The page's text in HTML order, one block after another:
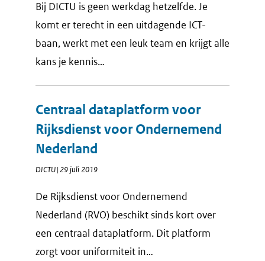
Bij DICTU is geen werkdag hetzelfde. Je
komt er terecht in een uitdagende ICT-
baan, werkt met een leuk team en krijgt alle
kans je kennis…
Centraal dataplatform voor
Rijksdienst voor Ondernemend
Nederland
DICTU | 29 juli 2019
De Rijksdienst voor Ondernemend
Nederland (RVO) beschikt sinds kort over
een centraal dataplatform. Dit platform
zorgt voor uniformiteit in…